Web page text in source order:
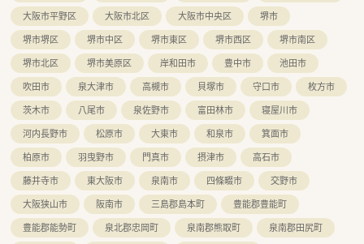
【職場環境と雰囲気】
■店舗には常勤3名、パート1名の計4名の薬剤師が手厚く配置さ
れているほか、優秀な医療事務スタッフも3名常駐しています。
■どの時間帯であっても常に複数名の薬剤師で相互にフォロー
し合えるため、一人薬剤師として孤立する心配はなく安心です。
■30年以上の確かな歴史を基盤にしながら、20代から40代半ば
の幅広い世代が和気あいあいと稼働している温かい職場です。
大阪市平野区
大阪市北区 大阪市中央区
堺市
堺市堺区
堺市中区 堺市東区 堺市西区
堺市南区
堺市北区
堺市美原区 岸和田市 豊中市
池田市
吹田市
泉大津市 高槻市 貝塚市 守口市
枚方市
茨木市
八尾市 泉佐野市 富田林市
寝屋川市
河内長野市
松原市 大東市 和泉市
箕面市
柏原市
羽曳野市 門真市 摂津市
高石市
藤井寺市
東大阪市 泉南市 四條畷市
交野市
大阪狭山市
阪南市 三島郡島本町
豊能郡豊能町
豊能郡能勢町
泉北郡忠岡町 泉南郡熊取町
泉南郡田尻町